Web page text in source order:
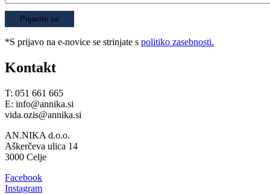
*S prijavo na e-novice se strinjate s politiko zasebnosti.
Kontakt
T: 051 661 665
E: info@annika.si
vida.ozis@annika.si
AN.NIKA d.o.o.
Aškerčeva ulica 14
3000 Celje
Facebook
Instagram